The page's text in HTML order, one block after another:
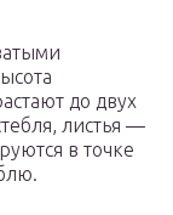
до двух
листья —
в точке